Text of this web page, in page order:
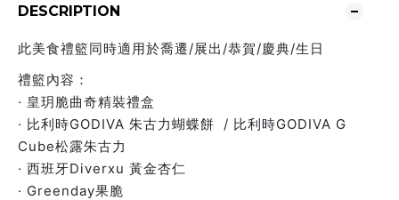
DESCRIPTION
此美食禮籃同時適用於喬遷/展出/恭賀/慶典/生日
禮籃內容：
· 皇玥脆曲奇精裝禮盒
· 比利時GODIVA 朱古力蝴蝶餅 / 比利時GODIVA G
Cube松露朱古力
· 西班牙Diverxu 黃金杏仁
· Greenday果脆